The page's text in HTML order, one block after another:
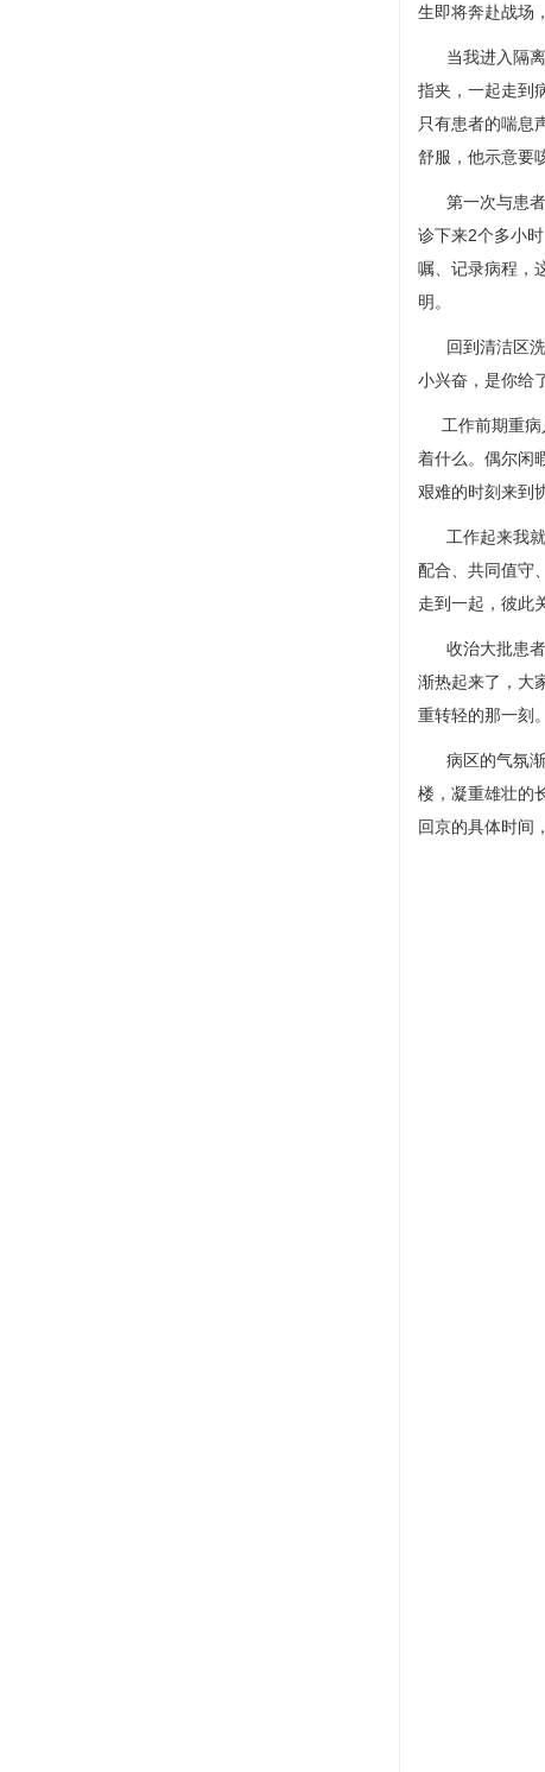
生即将奔赴战场
当我进入隔离
指夹，一起走到
只有患者的喘息
舒服，他示意要
第一次与患者
诊下来2个多小
嘱、记录病程，
明。
回到清洁区洗
小兴奋，是你给
工作前期重病
着什么。偶尔闲
艰难的时刻来到
工作起来我就
配合、共同值守
走到一起，彼此
收治大批患者
渐热起来了，大
重转轻的那一刻。
病区的气氛渐
楼，凝重雄壮的
回京的具体时间